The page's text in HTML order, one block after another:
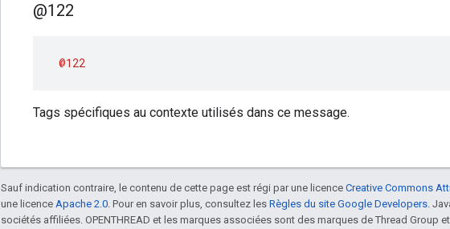
@122
@122
Tags spécifiques au contexte utilisés dans ce message.
Sauf indication contraire, le contenu de cette page est régi par une licence Creative Commons
une licence Apache 2.0. Pour en savoir plus, consultez les Règles du site Google Developers.
sociétés affiliées. OPENTHREAD et les marques associées sont des marques de Thread Group